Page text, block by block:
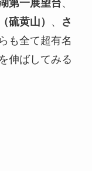
第一展望台、
硫黄山） 、
さ
も全て超有名
伸ばしてみる